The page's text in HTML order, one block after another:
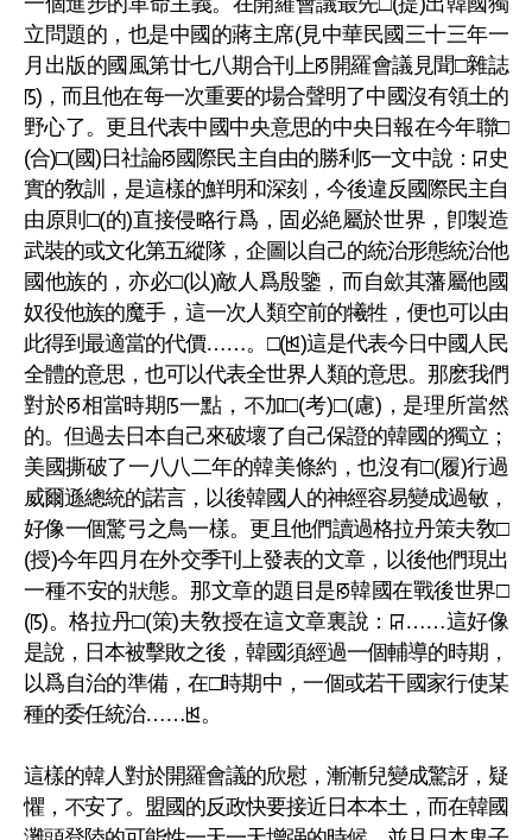
一個進步的革命主義。在開羅會議最先□(提)出韓國獨
立問題的，也是中國的蔣主席(見中華民國三十三年一
月出版的國風第廿七八期合刊上ꡐ開羅會議見聞□雜誌
ꡑ)，而且他在每一次重要的場合聲明了中國沒有領土的
野心了。更且代表中國中央意思的中央日報在今年聯□
(合)□(國)日社論ꡐ國際民主自由的勝利ꡑ一文中說：ꡒ史
實的敎訓，是這樣的鮮明和深刻，今後違反國際民主自
由原則□(的)直接侵略行爲，固必絶屬於世界，卽製造
武裝的或文化第五縱隊，企圖以自己的統治形態統治他
國他族的，亦必□(以)敵人爲殷鑒，而自歛其藩屬他國
奴役他族的魔手，這一次人類空前的犧牲，便也可以由
此得到最適當的代價……。□(ꡓ)這是代表今日中國人民
全體的意思，也可以代表全世界人類的意思。那麽我們
對於ꡐ相當時期ꡑ一點，不加□(考)□(慮)，是理所當然
的。但過去日本自己來破壞了自己保證的韓國的獨立；
美國撕破了一八八二年的韓美條約，也沒有□(履)行過
威爾遜總統的諾言，以後韓國人的神經容易變成過敏，
好像一個驚弓之鳥一樣。更且他們讀過格拉丹策夫敎□
(授)今年四月在外交季刊上發表的文章，以後他們現出
一種不安的狀態。那文章的題目是ꡐ韓國在戰後世界□
(ꡑ)。格拉丹□(策)夫敎授在這文章裏說：ꡒ……這好像
是說，日本被擊敗之後，韓國須經過一個輔導的時期，
以爲自治的準備，在□時期中，一個或若干國家行使某
種的委任統治……ꡓ。
這樣的韓人對於開羅會議的欣慰，漸漸兒變成驚訝，疑
懼，不安了。盟國的反政快要接近日本本土，而在韓國